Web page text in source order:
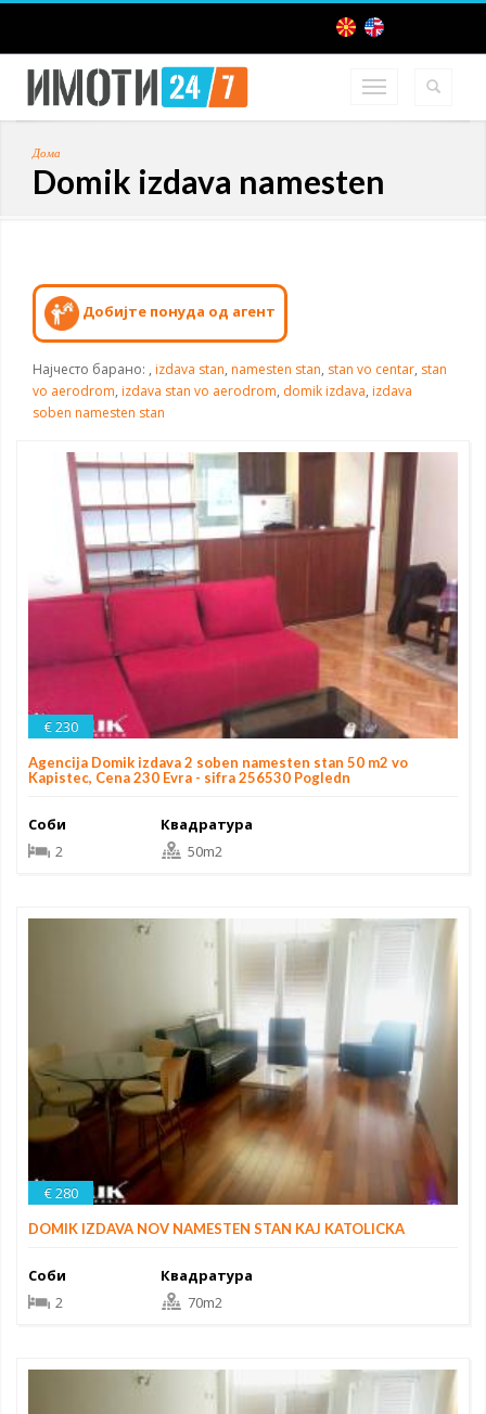
Дома
Domik izdava namesten
Добијте понуда од агент
Најчесто барано: , izdava stan, namesten stan, stan vo centar, stan
vo aerodrom, izdava stan vo aerodrom, domik izdava, izdava
soben namesten stan
€ 230
Agencija Domik izdava 2 soben namesten stan 50 m2 vo
Kapistec, Cena 230 Evra - sifra 256530 Pogledn
Соби
2
Квадратура
50m2
€ 280
DOMIK IZDAVA NOV NAMESTEN STAN KAJ KATOLICKA
Соби
2
Квадратура
70m2